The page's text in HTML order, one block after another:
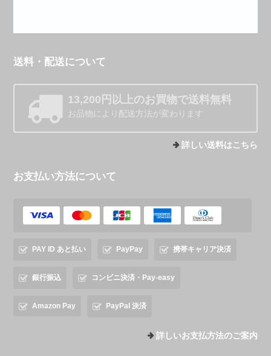
送料・配送について
13,200円以上のお買物で送料無料
お品物により配送方法が変わります
詳しい送料はこちら
お支払い方法について
PAY ID あと払い PayPay 携帯キャリア決済
銀行振込 コンビニ決済・Pay-easy
Amazon Pay PayPal 決済
詳しいお支払方法のご案内